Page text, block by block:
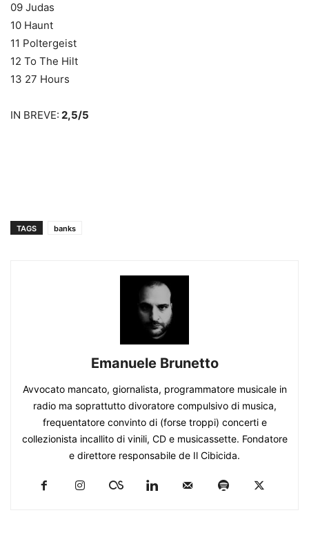
09 Judas
10 Haunt
11 Poltergeist
12 To The Hilt
13 27 Hours
IN BREVE: 2,5/5
TAGS banks
Emanuele Brunetto
Avvocato mancato, giornalista, programmatore musicale in
radio ma soprattutto divoratore compulsivo di musica,
frequentatore convinto di (forse troppi) concerti e
collezionista incallito di vinili, CD e musicassette. Fondatore
e direttore responsabile de Il Cibicida.